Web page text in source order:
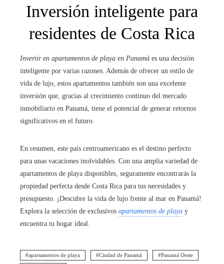
Inversión inteligente para
residentes de Costa Rica
Invertir en apartamentos de playa en Panamá es una decisión
inteligente por varias razones. Además de ofrecer un estilo de
vida de lujo, estos apartamentos también son una excelente
inversión que, gracias al crecimiento continuo del mercado
inmobiliario en Panamá, tiene el potencial de generar retornos
significativos en el futuro.
En resumen, este país centroamericano es el destino perfecto
para unas vacaciones inolvidables. Con una amplia variedad de
apartamentos de playa disponibles, seguramente encontrarás la
propiedad perfecta desde Costa Rica para tus necesidades y
presupuesto. ¡Descubre la vida de lujo frente al mar en Panamá!
Explora la selección de exclusivos apartamentos de playa y
encuentra tu hogar ideal.
apartamentos de playa Ciudad de Panamá Panamá Oeste